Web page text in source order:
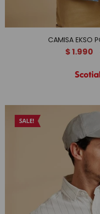
CAMISA EKSO
$1.990